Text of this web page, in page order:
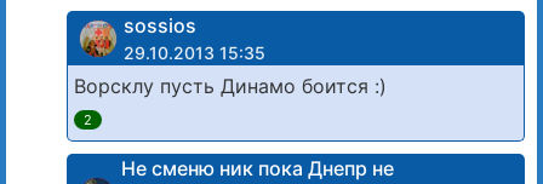
sossios
29.10.2013 15:35
Ворсклу пусть Динамо боится :)
2
Не сменю ник пока Днепр не